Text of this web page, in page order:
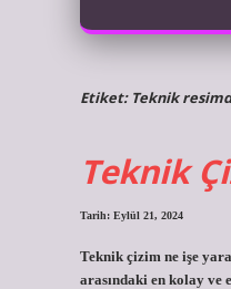
Etiket: Teknik
Teknik
Tarih: Eylül 21, 2024
Teknik çizim ne işe
arasındaki en kolay ve